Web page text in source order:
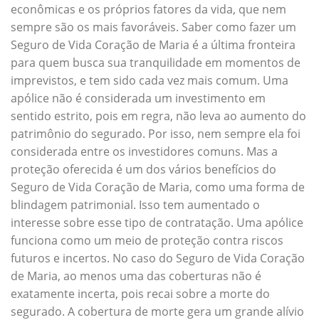
econômicas e os próprios fatores da vida, que nem
sempre são os mais favoráveis. Saber como fazer um
Seguro de Vida Coração de Maria é a última fronteira
para quem busca sua tranquilidade em momentos de
imprevistos, e tem sido cada vez mais comum. Uma
apólice não é considerada um investimento em
sentido estrito, pois em regra, não leva ao aumento do
patrimônio do segurado. Por isso, nem sempre ela foi
considerada entre os investidores comuns. Mas a
proteção oferecida é um dos vários benefícios do
Seguro de Vida Coração de Maria, como uma forma de
blindagem patrimonial. Isso tem aumentado o
interesse sobre esse tipo de contratação. Uma apólice
funciona como um meio de proteção contra riscos
futuros e incertos. No caso do Seguro de Vida Coração
de Maria, ao menos uma das coberturas não é
exatamente incerta, pois recai sobre a morte do
segurado. A cobertura de morte gera um grande alívio